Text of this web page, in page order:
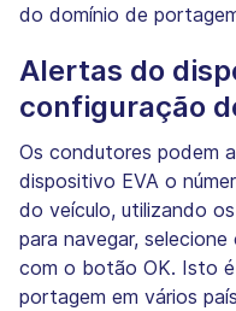
do domínio de
Alertas do
configuração
Os condutores podem
dispositivo EVA o
do veículo, utilizando
para navegar,
com o botão OK. Isto
portagem em vários